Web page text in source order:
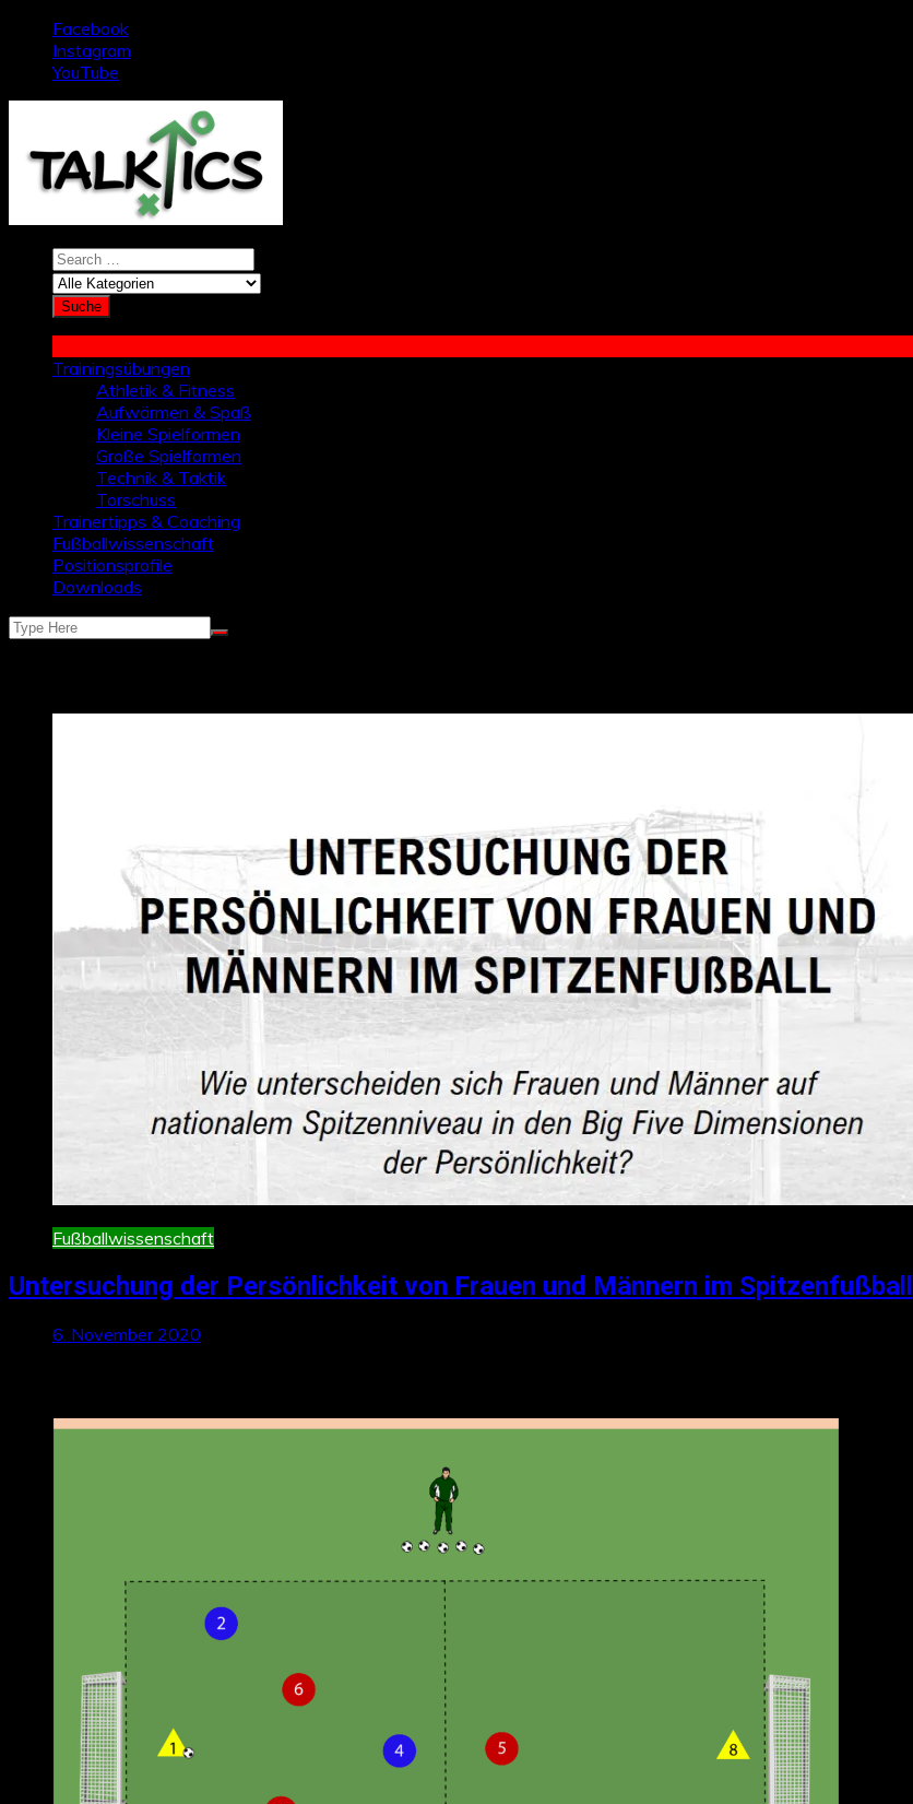
springen
Facebook
Instagram
YouTube
Trainingsübungen
Athletik & Fitness
Aufwärmen & Spaß
Kleine Spielformen
Große Spielformen
Technik & Taktik
Torschuss
Trainertipps & Coaching
Fußballwissenschaft
Positionsprofile
Downloads
Fußballwissenschaft
Untersuchung der Persönlichkeit von Frauen und Männern im Spitzenfußball
6. November 2020